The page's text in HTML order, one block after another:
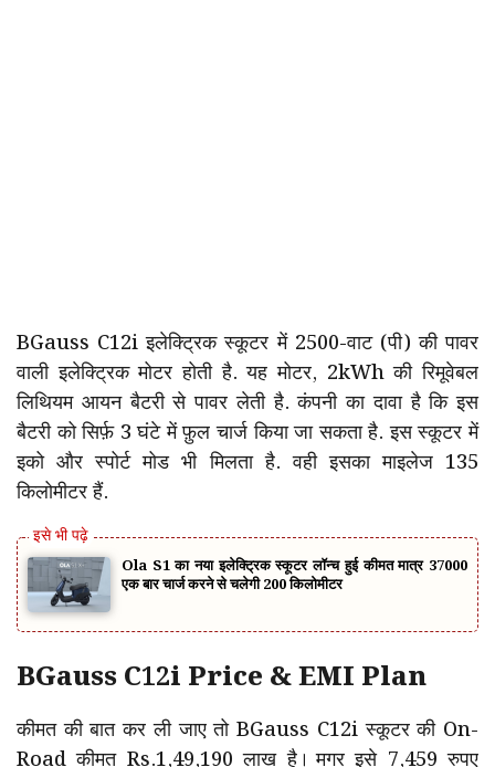
BGauss C12i इलेक्ट्रिक स्कूटर में 2500-वाट (पी) की पावर
वाली इलेक्ट्रिक मोटर होती है. यह मोटर, 2kWh की रिमूवेबल
लिथियम आयन बैटरी से पावर लेती है. कंपनी का दावा है कि इस
बैटरी को सिर्फ़ 3 घंटे में फ़ुल चार्ज किया जा सकता है. इस स्कूटर में
इको और स्पोर्ट मोड भी मिलता है. वही इसका माइलेज 135
किलोमीटर हैं.
Ola S1 का नया इलेक्ट्रिक स्कूटर लॉन्च हुई कीमत मात्र 37000
एक बार चार्ज करने से चलेगी 200 किलोमीटर
BGauss C12i Price & EMI Plan
कीमत की बात कर ली जाए तो BGauss C12i स्कूटर की On-
Road कीमत Rs.1,49,190 लाख है। मगर इसे 7,459 रुपए